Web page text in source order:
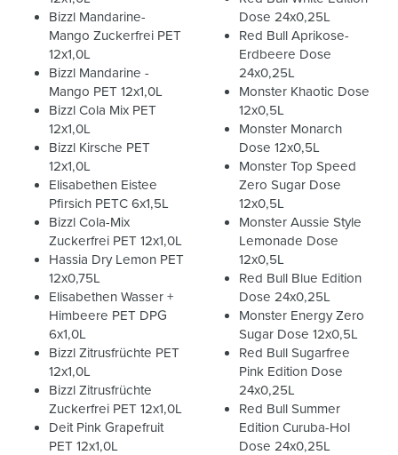
Bizzl Mandarine-
Mango Zuckerfrei PET
12x1,0L
Bizzl Mandarine -
Mango PET 12x1,0L
Bizzl Cola Mix PET
12x1,0L
Bizzl Kirsche PET
12x1,0L
Elisabethen Eistee
Pfirsich PETC 6x1,5L
Bizzl Cola-Mix
Zuckerfrei PET 12x1,0L
Hassia Dry Lemon PET
12x0,75L
Elisabethen Wasser +
Himbeere PET DPG
6x1,0L
Bizzl Zitrusfrüchte PET
12x1,0L
Bizzl Zitrusfrüchte
Zuckerfrei PET 12x1,0L
Deit Pink Grapefruit
PET 12x1,0L
Dose 24x0,25L
Red Bull Aprikose-
Erdbeere Dose
24x0,25L
Monster Khaotic Dose
12x0,5L
Monster Monarch
Dose 12x0,5L
Monster Top Speed
Zero Sugar Dose
12x0,5L
Monster Aussie Style
Lemonade Dose
12x0,5L
Red Bull Blue Edition
Dose 24x0,25L
Monster Energy Zero
Sugar Dose 12x0,5L
Red Bull Sugarfree
Pink Edition Dose
24x0,25L
Red Bull Summer
Edition Curuba-Hol
Dose 24x0,25L